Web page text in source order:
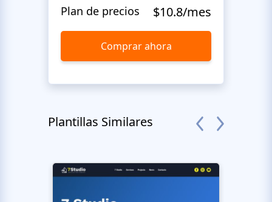
Plan de precios $10.8/mes
Comprar ahora
Plantillas Similares